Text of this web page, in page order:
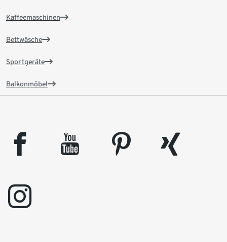
Kaffeemaschinen
Bettwäsche
Sportgeräte
Balkonmöbel
facebook youtube pinterest
xing
instagram